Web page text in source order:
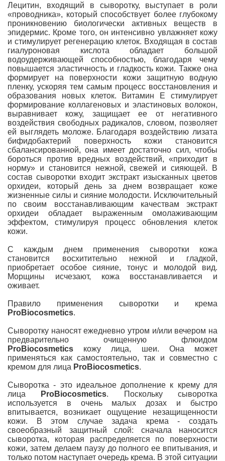
Лецитин, входящий в сыворотку, выступает в роли
«проводника», который способствует более глубокому
проникновению биологически активных веществ в
эпидермис. Кроме того, он интенсивно увлажняет кожу
и стимулирует регенерацию клеток. Входящая в состав
гиалуроновая кислота обладает большой
водоудерживающей способностью, благодаря чему
повышается эластичность и гладкость кожи. Также она
формирует на поверхности кожи защитную водную
пленку, ускоряя тем самым процесс восстановления и
образования новых клеток. Витамин Е стимулирует
формирование коллагеновых и эластиновых волокон,
выравнивает кожу, защищает ее от негативного
воздействия свободных радикалов, словом, позволяет
ей выглядеть моложе. Благодаря воздействию лизата
бифидобактерий поверхность кожи становится
сбалансированной, она имеет достаточно сил, чтобы
бороться против вредных воздействий, «приходит в
норму» и становится нежной, свежей и сияющей. В
состав сыворотки входит экстракт изысканных цветов
орхидеи, который день за днем возвращает коже
жизненные силы и сияние молодости. Исключительный
по своим восстанавливающим качествам экстракт
орхидеи обладает выраженным омолаживающим
эффектом, стимулируя процесс обновления клеток
кожи.
С каждым днем применения сыворотки кожа
становится восхитительно нежной и гладкой,
приобретает особое сияние, тонус и молодой вид.
Морщины исчезают, кожа восстанавливается и
оживает.
Правило применения сыворотки и крема
ProBiocosmetics.
Сыворотку наносят ежедневно утром и/или вечером на
предварительно очищенную флюидом
ProBiocosmetics кожу лица, шеи. Она может
применяться как самостоятельно, так и совместно с
кремом для лица ProBiocosmetics.
Сыворотка - это идеальное дополнение к крему для
лица
ProBiocosmetics. Поскольку сыворотка
используется в очень малых дозах и быстро
впитывается, возникает ощущение незащищенности
кожи. В этом случае задача крема - создать
своеобразный защитный слой: сначала наносится
сыворотка, которая распределяется по поверхности
кожи, затем делаем паузу до полного ее впитывания, и
только потом наступает очередь крема. В этой ситуации